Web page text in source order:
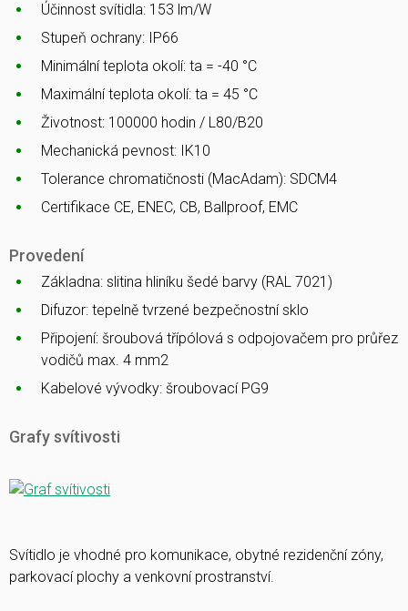
Účinnost svítidla: 153 lm/W
Stupeň ochrany: IP66
Minimální teplota okolí: ta = -40 °C
Maximální teplota okolí: ta = 45 °C
Životnost: 100000 hodin / L80/B20
Mechanická pevnost: IK10
Tolerance chromatičnosti (MacAdam): SDCM4
Certifikace CE, ENEC, CB, Ballproof, EMC
Provedení
Základna: slitina hliníku šedé barvy (RAL 7021)
Difuzor: tepelně tvrzené bezpečnostní sklo
Připojení: šroubová třípólová s odpojovačem pro průřez
vodičů max. 4 mm2
Kabelové vývodky: šroubovací PG9
Grafy svítivosti
Svítidlo je vhodné pro komunikace, obytné rezidenční zóny,
parkovací plochy a venkovní prostranství.